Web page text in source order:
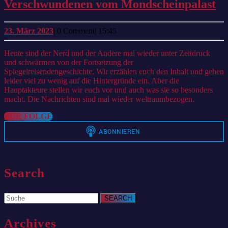
Verschwundenen vom Mondscheinpalast
23. März 202323.
März
2023
| 0 Comment| 15:45
Heute sind der Nerd und der Andere mal wieder unter Zeitdruck
und schwärmen von der Fortsetzung der
Spiegelreisendengeschichte. Wir erzählen euch den Inhalt und gehen
leider viel zu wenig auf die Hintergründe ein. Aber die
Hauptakteure stellen wir euch vor und auch was sie so besonders
macht. Die Nachrichten sind mal wieder weltraumbezogen.
ZUR FOLGEZUR
FOLGE
Search
Search
for:
Archives